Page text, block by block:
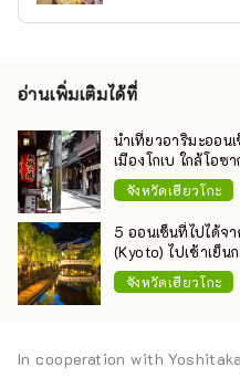
อ่านเพิ่มเติมได้ที่
นำเที่ยวอาริมะออน
เมืองโกเบ ใกล้โอซ
จังหวัดเฮียวโกะ
5 ออนเซ็นที่ไปได้จา
(Kyoto) ไปเช้าเย็
จังหวัดเฮียวโกะ
In cooperation with